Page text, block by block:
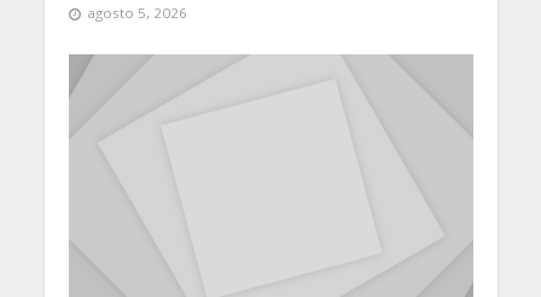
agosto 5, 2026